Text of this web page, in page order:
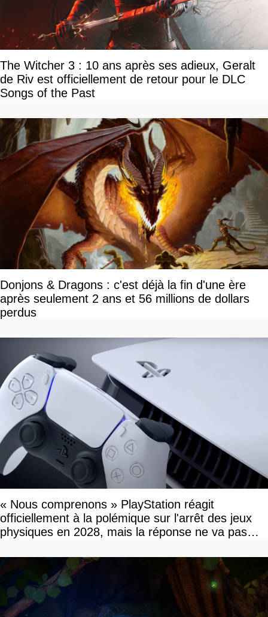
The Witcher 3 : 10 ans après ses adieux, Geralt
de Riv est officiellement de retour pour le DLC
Songs of the Past
Donjons & Dragons : c'est déjà la fin d'une ère
après seulement 2 ans et 56 millions de dollars
perdus
« Nous comprenons » PlayStation réagit
officiellement à la polémique sur l'arrêt des jeux
physiques en 2028, mais la réponse ne va pas